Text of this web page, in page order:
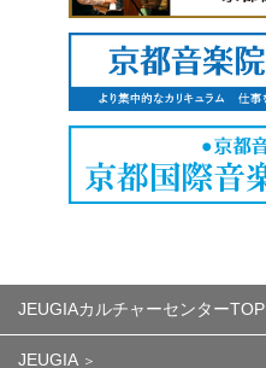
JEUGIAカルチャーセンターTOP
JEUGIA